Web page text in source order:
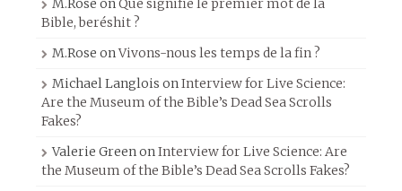
M.Rose onQue signifie le premier mot de la
Bible, beréshit ?
M.Rose onVivons-nous les temps de la fin ?
Michael Langlois onInterview for Live Science:
Are the Museum of the Bible’s Dead Sea Scrolls
Fakes?
Valerie GreenonInterview for Live Science: Are
the Museum of the Bible’s Dead Sea Scrolls Fakes?